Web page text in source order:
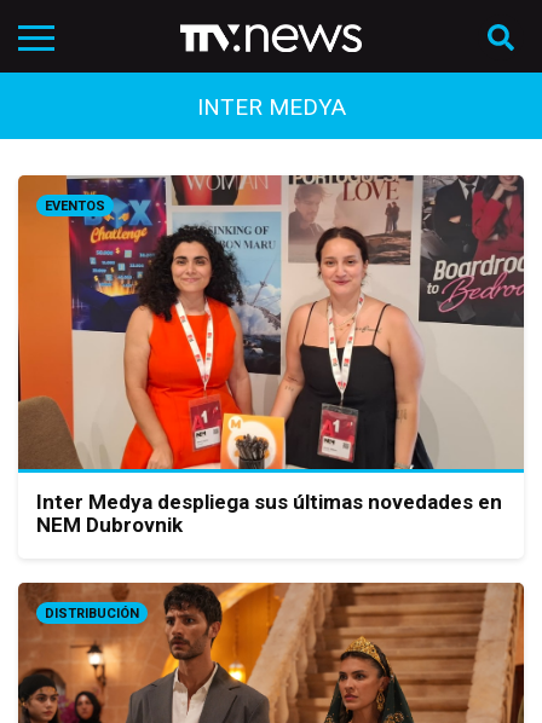
INTER MEDYA
EVENTOS
Inter Medya despliega sus últimas novedades en
NEM Dubrovnik
DISTRIBUCIÓN